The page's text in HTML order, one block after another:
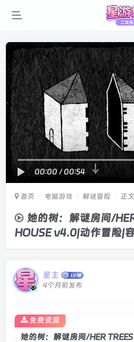
00:00 /00:54
首页 电脑游戏 解谜冒险 正文
她的树：解谜房间/
HOUSE v4.0|动作冒险|
星主
4个月前发布
免费资源